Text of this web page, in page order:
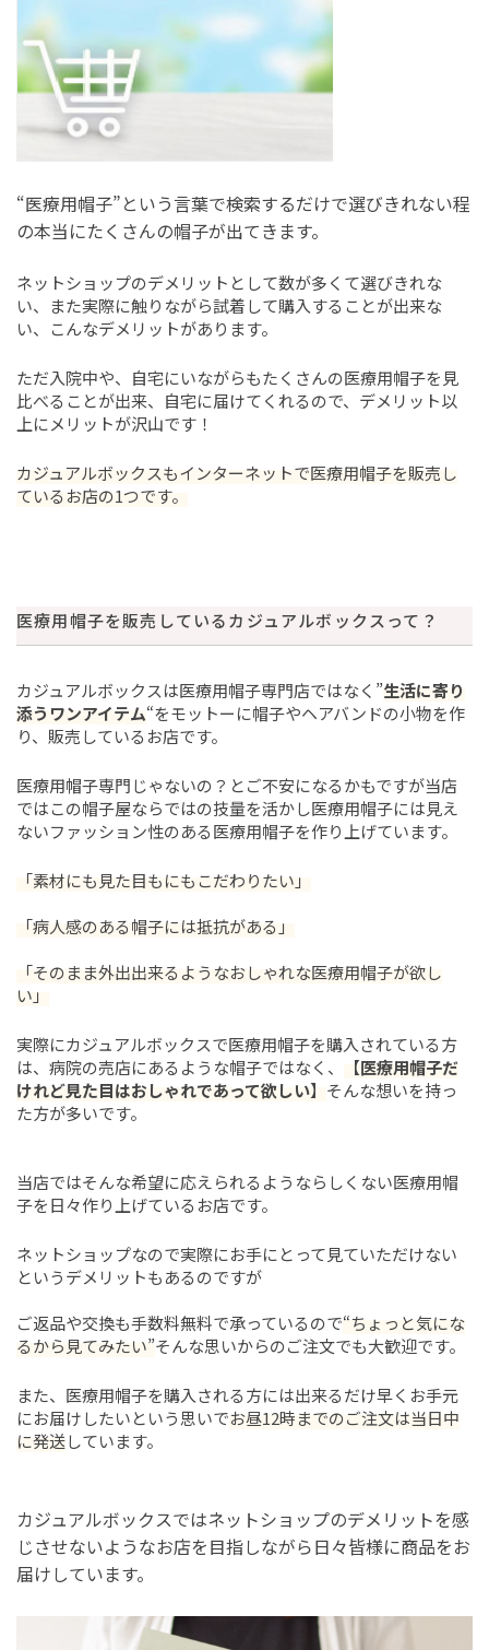
“医療用帽子”という言葉で検索するだけで選びきれない程
の本当にたくさんの帽子が出てきます。
ネットショップのデメリットとして数が多くて選びきれな
い、また実際に触りながら試着して購入することが出来な
い、こんなデメリットがあります。
ただ入院中や、自宅にいながらもたくさんの医療用帽子を見
比べることが出来、自宅に届けてくれるので、デメリット以
上にメリットが沢山です！
カジュアルボックスもインターネットで医療用帽子を販売し
ているお店の1つです。
医療用帽子を販売しているカジュアルボックスって？
カジュアルボックスは医療用帽子専門店ではなく”生活に寄り
添うワンアイテム“をモットーに帽子やヘアバンドの小物を作
り、販売しているお店です。
医療用帽子専門じゃないの？とご不安になるかもですが当店
ではこの帽子屋ならではの技量を活かし医療用帽子には見え
ないファッション性のある医療用帽子を作り上げています。
「素材にも見た目もにもこだわりたい」
「病人感のある帽子には抵抗がある」
「そのまま外出出来るようなおしゃれな医療用帽子が欲し
い」
実際にカジュアルボックスで医療用帽子を購入されている方
は、病院の売店にあるような帽子ではなく、
【医療用帽子だ
けれど見た目はおしゃれであって欲しい】 そんな想いを持っ
た方が多いです。
当店ではそんな希望に応えられるようならしくない医療用帽
子を日々作り上げているお店です。
ネットショップなので実際にお手にとって見ていただけない
というデメリットもあるのですが
ご返品や交換も手数料無料で承っているので“ちょっと気にな
るから見てみたい”そんな思いからのご注文でも大歓迎です。
また、医療用帽子を購入される方には出来るだけ早くお手元
にお届けしたいという思いでお昼12時までのご注文は当日中
に発送しています。
カジュアルボックスではネットショップのデメリットを感
じさせないようなお店を目指しながら日々皆様に商品をお
届けしています。